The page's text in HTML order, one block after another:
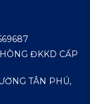
ĐKKD CẤP
TÂN PHÚ,